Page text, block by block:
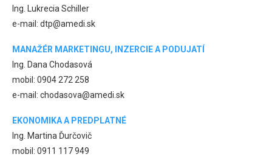
Ing. Lukrecia Schiller
e-mail: dtp@amedi.sk
MANAŽÉR MARKETINGU, INZERCIE A PODUJATÍ
Ing. Dana Chodasová
mobil: 0904 272 258
e-mail: chodasova@amedi.sk
EKONOMIKA A PREDPLATNÉ
Ing. Martina Ďurčovič
mobil: 0911 117 949